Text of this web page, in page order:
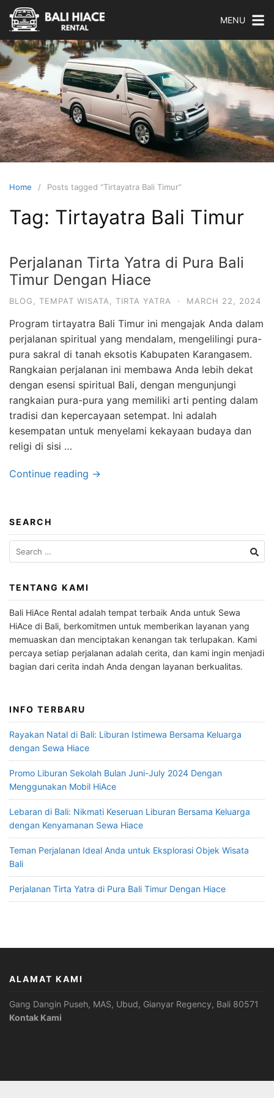
Skip
content
MENU
Bali
Hiace
Rental
Sewa
Hiace
Bali
Murah
Dan
Layanan
Berkualitas
Home Posts tagged “Tirtayatra Bali Timur”
Tag: Tirtayatra Bali Timur
Perjalanan Tirta Yatra di Pura Bali
Timur Dengan Hiace
BLOG TEMPAT WISATA TIRTA YATRA · MARCH 22, 2024
Program tirtayatra Bali Timur ini mengajak Anda dalam
perjalanan spiritual yang mendalam, mengelilingi pura-
pura sakral di tanah eksotis Kabupaten Karangasem.
Rangkaian perjalanan ini membawa Anda lebih dekat
dengan esensi spiritual Bali, dengan mengunjungi
rangkaian pura-pura yang memiliki arti penting dalam
tradisi dan kepercayaan setempat. Ini adalah
kesempatan untuk menyelami kekayaan budaya dan
religi di sisi …
Continue reading →
SEARCH
Search
for:
TENTANG KAMI
Bali HiAce Rental adalah tempat terbaik Anda untuk Sewa
HiAce di Bali, berkomitmen untuk memberikan layanan yang
memuaskan dan menciptakan kenangan tak terlupakan. Kami
percaya setiap perjalanan adalah cerita, dan kami ingin menjadi
bagian dari cerita indah Anda dengan layanan berkualitas.
INFO TERBARU
Rayakan Natal di Bali: Liburan Istimewa Bersama Keluarga
dengan Sewa Hiace
Promo Liburan Sekolah Bulan Juni-July 2024 Dengan
Menggunakan Mobil HiAce
Lebaran di Bali: Nikmati Keseruan Liburan Bersama Keluarga
dengan Kenyamanan Sewa Hiace
Teman Perjalanan Ideal Anda untuk Eksplorasi Objek Wisata
Bali
Perjalanan Tirta Yatra di Pura Bali Timur Dengan Hiace
ALAMAT KAMI
Gang Dangin Puseh, MAS, Ubud, Gianyar Regency, Bali 80571
Kontak Kami